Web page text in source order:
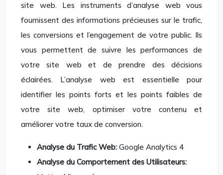
site web. Les instruments d’analyse web vous
fournissent des informations précieuses sur le trafic,
les conversions et l’engagement de votre public. Ils
vous permettent de suivre les performances de
votre site web et de prendre des décisions
éclairées. L’analyse web est essentielle pour
identifier les points forts et les points faibles de
votre site web, optimiser votre contenu et
améliorer votre taux de conversion.
Analyse du Trafic Web: Google Analytics 4
Analyse du Comportement des Utilisateurs: